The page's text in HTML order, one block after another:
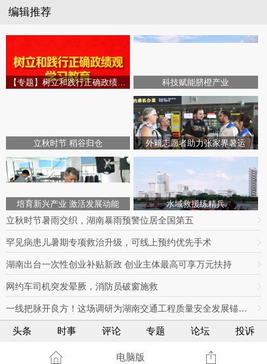
编辑推荐
【专题】树立和践行正确政绩观学习教育 科技赋能脐橙产业
立秋时节 稻谷归仓 外籍志愿者助力张家界暑运
培育新兴产业 激活发展动能 水域救援练精兵
立秋时节暑雨交织，湖南暴雨预警位居全国第五
罕见病患儿暑期专项救治升级，可线上预约优先手术
湖南出台一次性创业补贴新政 创业主体最高可享万元扶持
网约车司机突发晕厥，消防员破窗施救
一线把脉开良方！这场调研为湖南交通工程质量安全发展锚定方向
头条 时事 评论 专题 论坛 投诉
电脑版